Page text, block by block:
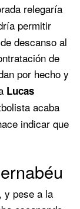
relegaría
permitir
descanso al
de
por hecho y
Lucas
acaba
indicar que
y pese a la